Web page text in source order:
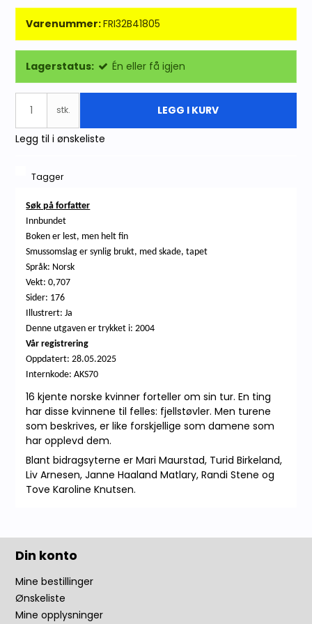
Varenummer:FRI32B41805
Lagerstatus: Én eller få igjen
stk. LEGG I KURV
Legg til i ønskeliste
Tagger
Søk på forfatter
Innbundet
Boken er lest, men helt fin
Smussomslag er synlig brukt, med skade, tapet
Språk: Norsk
Vekt: 0,707
Sider: 176
Illustrert: Ja
Denne utgaven er trykket i: 2004
Vår registrering
Oppdatert: 28.05.2025
Internkode: AKS70
16 kjente norske kvinner forteller om sin tur. En ting
har disse kvinnene til felles: fjellstøvler. Men turene
som beskrives, er like forskjellige som damene som
har opplevd dem.
Blant bidragsyterne er Mari Maurstad, Turid Birkeland,
Liv Arnesen, Janne Haaland Matlary, Randi Stene og
Tove Karoline Knutsen.
Din konto
Mine bestillinger
Ønskeliste
Mine opplysninger